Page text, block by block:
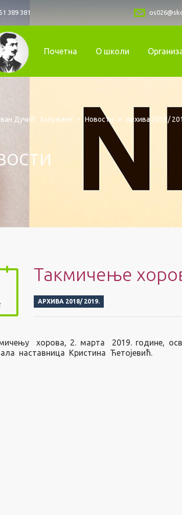
389 381
Почетна О школи
Дучић" Залужани > Новости > Архива 2018/
Такмичење
АРХИВА 2018/ 2019.
хорова, 2. марта 2019. године,
наставница Кристина Ћетојевић.